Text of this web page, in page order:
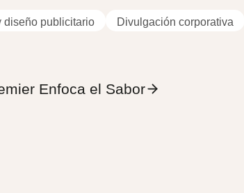
diseño publicitario Divulgación corporativa
Enfoca el Sabor